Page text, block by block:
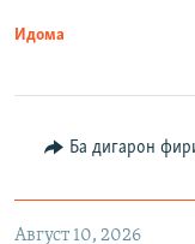
Идома
Ба дигарон
Август 10, 2026